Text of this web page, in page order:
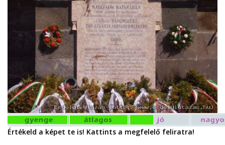
Értékeld a képet te is! Kattints a megfelelő feliratra!